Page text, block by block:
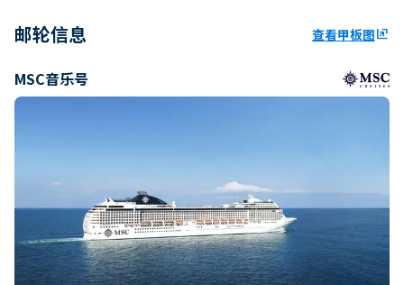
邮轮信息 查看甲板图ungroup
MSC音乐号